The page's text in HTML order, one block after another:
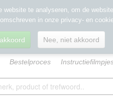
Bestelproces
te analyseren, om de
in onze privacy- en
Nee, niet akkoord